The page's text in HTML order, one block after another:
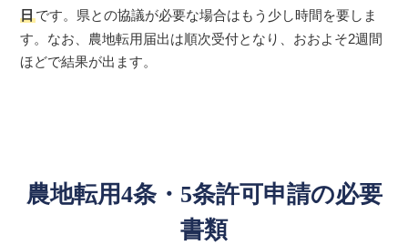
日です。県との協議が必要な場合はもう少し時間を要しま
す。なお、農地転用届出は順次受付となり、おおよそ2週間
ほどで結果が出ます。
農地転用4条・5条許可申請の必要
書類